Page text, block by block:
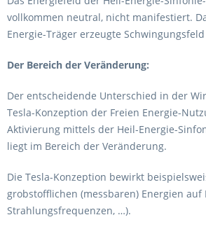
vollkommen neutral, nicht manifestiert.
Energie-Träger erzeugte
Der Bereich der Veränderung:
Der entscheidende Unterschied in der
Tesla-Konzeption der Freien Energie-
Aktivierung mittels der Heil-Energie-
liegt im Bereich der Veränderung.
Die Tesla-Konzeption bewirkt
grobstofflichen (messbaren) Energien auf
Strahlungsfrequenzen, …).